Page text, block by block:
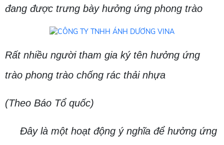
đang được trưng bày hưởng ứng phong trào
Rất nhiều người tham gia ký tên hưởng ứng
trào phong trào chống rác thải nhựa
(Theo Báo Tổ quốc)
Đây là một hoạt động ý nghĩa để hưởng ứng